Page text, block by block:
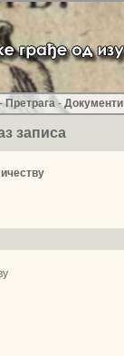
Претрага -Документи
записа